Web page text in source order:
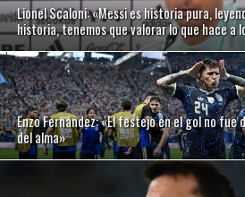
Lionel Scaloni: «Messi es historia pura,
historia, tenemos que valorar lo que hace a
Enzo Fernández: «El festejo en el gol no fue
del alma»